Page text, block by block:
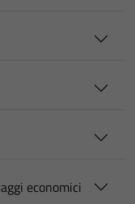
economici